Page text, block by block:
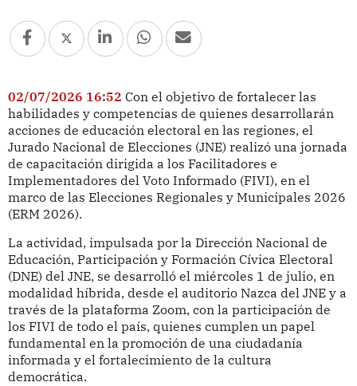
02/07/2026 16:52 Con el objetivo de fortalecer las
habilidades y competencias de quienes desarrollarán
acciones de educación electoral en las regiones, el
Jurado Nacional de Elecciones (JNE) realizó una jornada
de capacitación dirigida a los Facilitadores e
Implementadores del Voto Informado (FIVI), en el
marco de las Elecciones Regionales y Municipales 2026
(ERM 2026).
La actividad, impulsada por la Dirección Nacional de
Educación, Participación y Formación Cívica Electoral
(DNE) del JNE, se desarrolló el miércoles 1 de julio, en
modalidad híbrida, desde el auditorio Nazca del JNE y a
través de la plataforma Zoom, con la participación de
los FIVI de todo el país, quienes cumplen un papel
fundamental en la promoción de una ciudadanía
informada y el fortalecimiento de la cultura
democrática.